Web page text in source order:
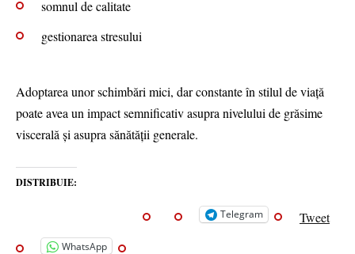
somnul de calitate
gestionarea stresului
Adoptarea unor schimbări mici, dar constante în stilul de viață
poate avea un impact semnificativ asupra nivelului de grăsime
viscerală și asupra sănătății generale.
DISTRIBUIE:
Telegram Tweet
WhatsApp